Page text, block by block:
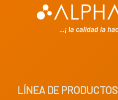
LÍNEA DE PRODUCTOS